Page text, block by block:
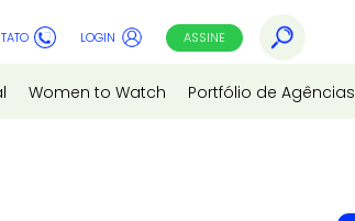
LOGIN ASSINE
Women to Watch Portfólio de Agências